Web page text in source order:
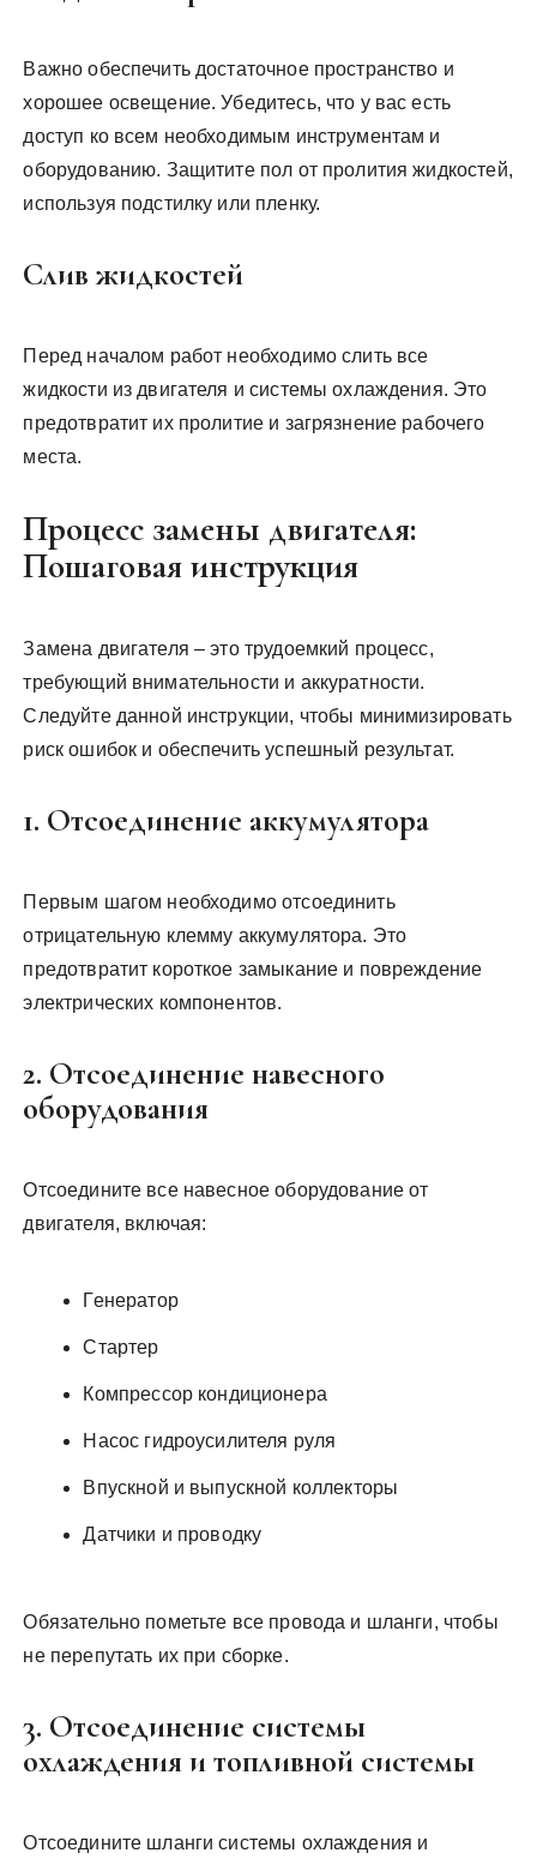
Важно обеспечить достаточное пространство и
хорошее освещение. Убедитесь, что у вас есть
доступ ко всем необходимым инструментам и
оборудованию. Защитите пол от пролития жидкостей,
используя подстилку или пленку.
Слив жидкостей
Перед началом работ необходимо слить все
жидкости из двигателя и системы охлаждения. Это
предотвратит их пролитие и загрязнение рабочего
места.
Процесс замены двигателя:
Пошаговая инструкция
Замена двигателя – это трудоемкий процесс,
требующий внимательности и аккуратности.
Следуйте данной инструкции, чтобы минимизировать
риск ошибок и обеспечить успешный результат.
1. Отсоединение аккумулятора
Первым шагом необходимо отсоединить
отрицательную клемму аккумулятора. Это
предотвратит короткое замыкание и повреждение
электрических компонентов.
2. Отсоединение навесного
оборудования
Отсоедините все навесное оборудование от
двигателя, включая:
Генератор
Стартер
Компрессор кондиционера
Насос гидроусилителя руля
Впускной и выпускной коллекторы
Датчики и проводку
Обязательно пометьте все провода и шланги, чтобы
не перепутать их при сборке.
3. Отсоединение системы
охлаждения и топливной системы
Отсоедините шланги системы охлаждения и